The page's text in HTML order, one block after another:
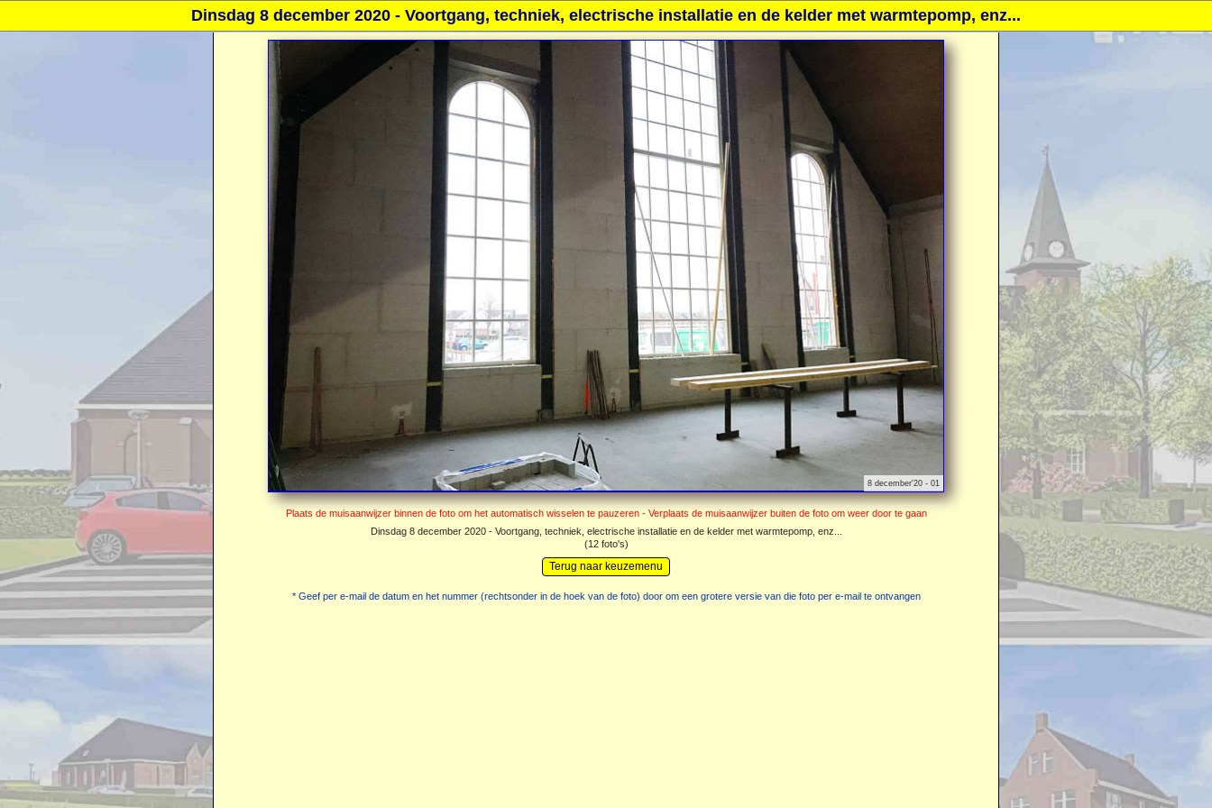
Dinsdag 8 december 2020 - Voortgang, techniek, electrische installatie en de kelder met warmtepomp, enz...
8 december'20 - 01
Dinsdag 8 december 2020 - Voortgang, techniek, electrische installatie en de kelder met warmtepomp, enz...
(12 foto's)